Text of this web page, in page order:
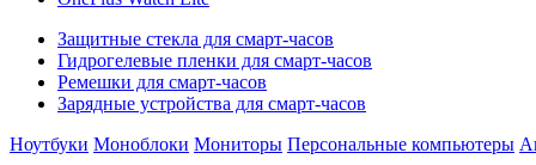
Защитные стекла для смарт-часов
Гидрогелевые пленки для смарт-часов
Ремешки для смарт-часов
Зарядные устройства для смарт-часов
Ноутбуки Моноблоки Мониторы Персональные компьютеры